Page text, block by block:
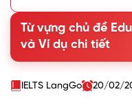
1.1. Cấp bậc/các
1.2. Từ vựng về các
1.3. Từ vựng về
1.4. Từ vựng về
2. Các Collocation và
Từ vựng chủ đề
và Ví dụ chi tiết
IELTS LangGo 20/02/